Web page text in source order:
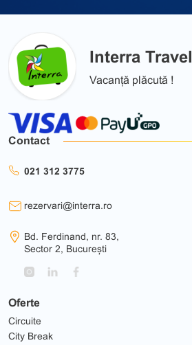
Interra Travel
Vacanță plăcută !
Oferte
Circuite
City Break
Contact
021 312 3775
rezervari@interra.ro
Bd. Ferdinand, nr. 83,
Sector 2, București